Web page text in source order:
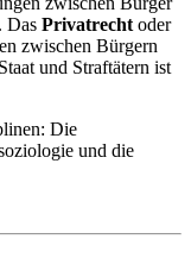
Das Privatrechtoder
zwischen Bürgern
und Straftätern ist
Die
und die